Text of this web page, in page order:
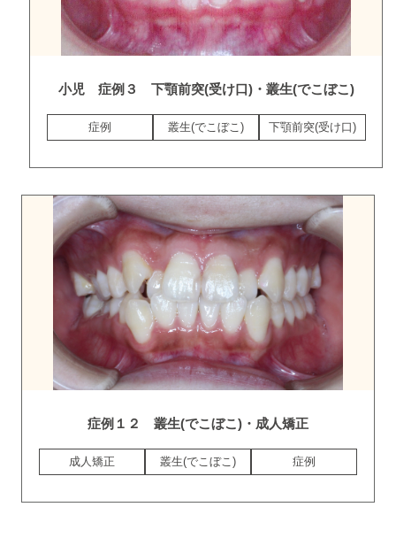
小児 症例３ 下顎前突(受け口)・叢生(でこぼこ)
症例 叢生(でこぼこ) 下顎前突(受け口)
症例１２ 叢生(でこぼこ)・成人矯正
成人矯正 叢生(でこぼこ) 症例